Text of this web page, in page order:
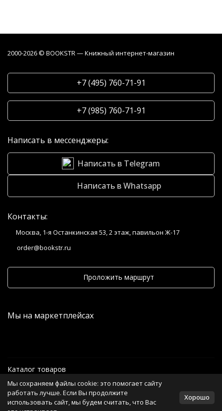
2000-2026 © BOOKSTR — Книжный интернет-магазин
+7 (495) 760-71-91
+7 (985) 760-71-91
Написать в мессенджеры:
Написать в Telegram
Написать в Whatsapp
Контакты:
Москва, 1-я Останкинская 53, 2 этаж, павильон Ж-17
order@bookstr.ru
Проложить маршрут
Мы на маркетплейсах
Каталог товаров
Информация
Мы сохраняем файлы cookie: это помогает сайту
работать лучше. Если Вы продолжите
использовать сайт, мы будем считать, что Вас
Хорошо